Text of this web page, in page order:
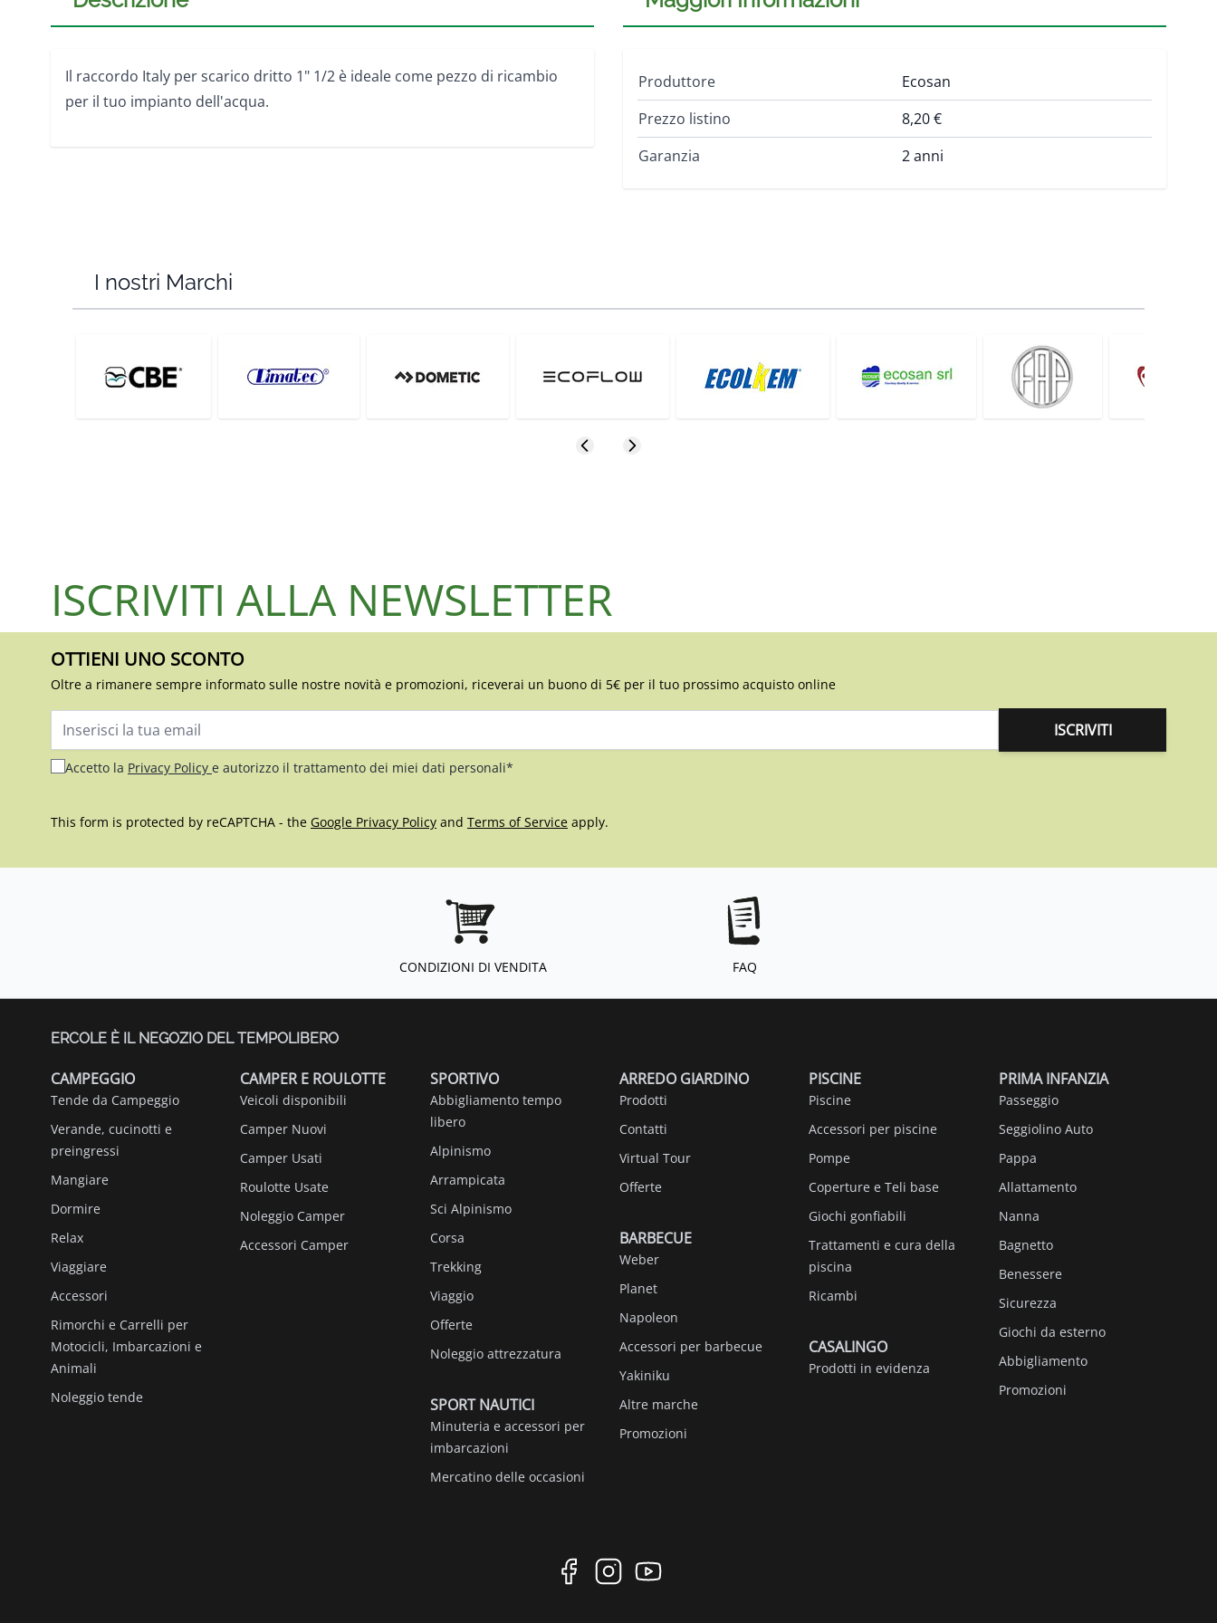
Il raccordo Italy per scarico dritto 1" 1/2 è ideale come pezzo di ricambio
per il tuo impianto dell'acqua.
Produttore
Ecosan
Prezzo listino
8,20 €
Garanzia
2 anni
I nostri Marchi
ISCRIVITI ALLA NEWSLETTER
OTTIENI UNO SCONTO
Oltre a rimanere sempre informato sulle nostre novità e promozioni, riceverai un buono di 5€ per il tuo prossimo acquisto online
Indirizzo email ISCRIVITI
Accetto la Privacy Policy e autorizzo il trattamento dei miei dati personali*
This form is protected by reCAPTCHA - the Google Privacy Policy and Terms of Service apply.
CONDIZIONI DI VENDITA FAQ
ERCOLE È IL NEGOZIO DEL TEMPOLIBERO
CAMPEGGIO
Tende da Campeggio
Verande, cucinotti e
preingressi
Mangiare
Dormire
Relax
Viaggiare
Accessori
Rimorchi e Carrelli per
Motocicli, Imbarcazioni e
Animali
Noleggio tende
CAMPER E ROULOTTE
Veicoli disponibili
Camper Nuovi
Camper Usati
Roulotte Usate
Noleggio Camper
Accessori Camper
SPORTIVO
Abbigliamento tempo
libero
Alpinismo
Arrampicata
Sci Alpinismo
Corsa
Trekking
Viaggio
Offerte
Noleggio attrezzatura
SPORT NAUTICI
Minuteria e accessori per
imbarcazioni
Mercatino delle occasioni
ARREDO GIARDINO
Prodotti
Contatti
Virtual Tour
Offerte
BARBECUE
Weber
Planet
Napoleon
Accessori per barbecue
Yakiniku
Altre marche
Promozioni
PISCINE
Piscine
Accessori per piscine
Pompe
Coperture e Teli base
Giochi gonfiabili
Trattamenti e cura della
piscina
Ricambi
CASALINGO
Prodotti in evidenza
PRIMA INFANZIA
Passeggio
Seggiolino Auto
Pappa
Allattamento
Nanna
Bagnetto
Benessere
Sicurezza
Giochi da esterno
Abbigliamento
Promozioni